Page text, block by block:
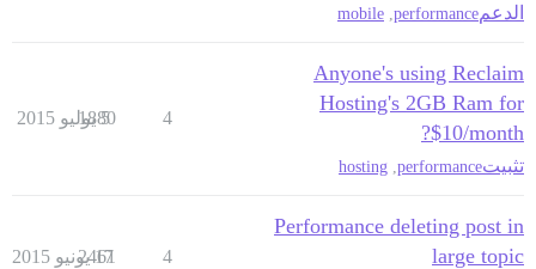
الدعمperformance
mobile
Anyone's using Reclaim
Hosting's 2GB Ram for
$10/month?
تثبيتperformance
hosting
4
1880
5 يوليو 2015
Performance deleting post in
large topic
4
2461
17 يونيو 2015